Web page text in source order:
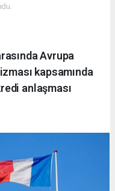
Avrupa
kapsamında
anlaşması